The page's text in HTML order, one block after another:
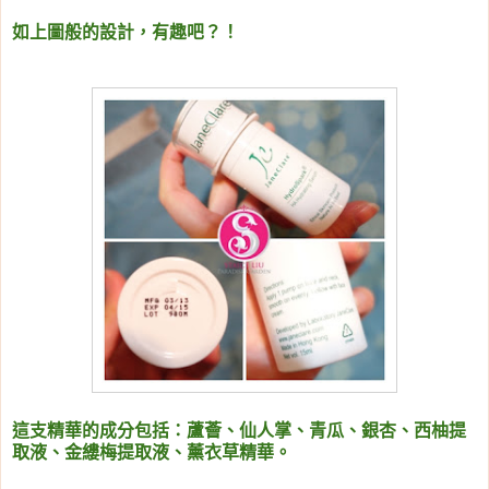
如上圖般的設計，有趣吧？！
這支精華的成分包括： 蘆薈、仙人掌、青瓜、銀杏、西柚提
取液、金縷梅提取液、薰衣草精華。